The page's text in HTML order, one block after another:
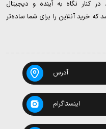
کنار نگاه به آینده و دیجیتال
خرید آنلاین را برای شما ساده‌تر
آدرس
اینستاگرام